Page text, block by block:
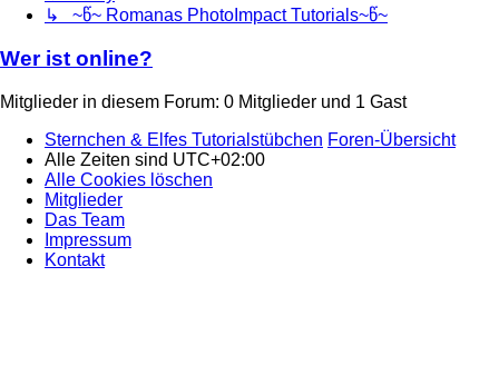
↳ ~წ~ Romanas PhotoImpact Tutorials~წ~
Wer ist online?
Mitglieder in diesem Forum: 0 Mitglieder und 1 Gast
Sternchen & Elfes Tutorialstübchen Foren-Übersicht
Alle Zeiten sind UTC+02:00
Alle Cookies löschen
Mitglieder
Das Team
Impressum
Kontakt